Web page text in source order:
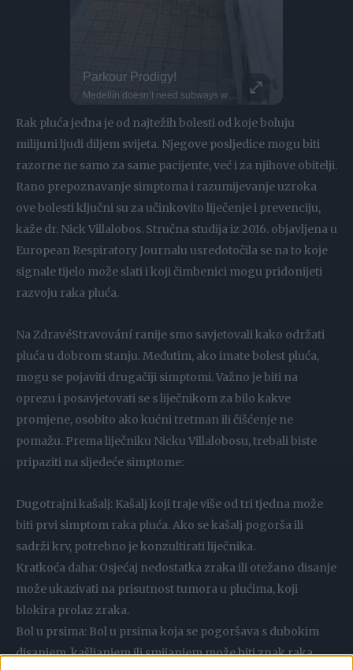
Parkour Prodigy!
Medellín doesn’t need subways when Kervin’s jumping across rooftops... Meet Kervin Hernández... One of the rising names in global parkour... He trains with Xtremeteam Parkour, Colombia’s leading crew... In 2020, he won the Breakout Award at the Storror Awards... Since then, Kervin’s style has been turning heads across the community... Honestly, the future of Colombian parkour might already be here.
Rak pluća jedna je od najtežih bolesti od koje boluju
milijuni ljudi diljem svijeta. Njegove posljedice mogu biti
razorne ne samo za same pacijente, već i za njihove obitelji.
Rano prepoznavanje simptoma i razumijevanje uzroka
ove bolesti ključni su za učinkovito liječenje i prevenciju,
kaže dr. Nick Villalobos. Stručna studija iz 2016. objavljena u
European Respiratory Journalu usredotočila se na to koje
signale tijelo može slati i koji čimbenici mogu pridonijeti
razvoju raka pluća.
Na ZdravéStravování ranije smo savjetovali kako održati
pluća u dobrom stanju. Međutim, ako imate bolest pluća,
mogu se pojaviti drugačiji simptomi. Važno je biti na
oprezu i posavjetovati se s liječnikom za bilo kakve
promjene, osobito ako kućni tretman ili čišćenje ne
pomažu. Prema liječniku Nicku Villalobosu, trebali biste
pripaziti na sljedeće simptome:
Dugotrajni kašalj: Kašalj koji traje više od tri tjedna može
biti prvi simptom raka pluća. Ako se kašalj pogorša ili
sadrži krv, potrebno je konzultirati liječnika.
Kratkoća daha: Osjećaj nedostatka zraka ili otežano disanje
može ukazivati ​​na prisutnost tumora u plućima, koji
blokira prolaz zraka.
Bol u prsima: Bol u prsima koja se pogoršava s dubokim
disanjem, kašljanjem ili smijanjem može biti znak raka